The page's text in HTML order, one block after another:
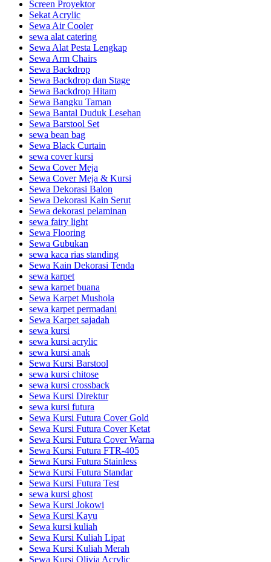
Screen Proyektor
Sekat Acrylic
Sewa Air Cooler
sewa alat catering
Sewa Alat Pesta Lengkap
Sewa Arm Chairs
Sewa Backdrop
Sewa Backdrop dan Stage
Sewa Backdrop Hitam
Sewa Bangku Taman
Sewa Bantal Duduk Lesehan
Sewa Barstool Set
sewa bean bag
Sewa Black Curtain
sewa cover kursi
Sewa Cover Meja
Sewa Cover Meja & Kursi
Sewa Dekorasi Balon
Sewa Dekorasi Kain Serut
Sewa dekorasi pelaminan
sewa fairy light
Sewa Flooring
Sewa Gubukan
sewa kaca rias standing
Sewa Kain Dekorasi Tenda
sewa karpet
sewa karpet buana
Sewa Karpet Mushola
sewa karpet permadani
Sewa Karpet sajadah
sewa kursi
sewa kursi acrylic
sewa kursi anak
Sewa Kursi Barstool
sewa kursi chitose
sewa kursi crossback
Sewa Kursi Direktur
sewa kursi futura
Sewa Kursi Futura Cover Gold
Sewa Kursi Futura Cover Ketat
Sewa Kursi Futura Cover Warna
Sewa Kursi Futura FTR-405
Sewa Kursi Futura Stainless
Sewa Kursi Futura Standar
Sewa Kursi Futura Test
sewa kursi ghost
Sewa Kursi Jokowi
Sewa Kursi Kayu
Sewa kursi kuliah
Sewa Kursi Kuliah Lipat
Sewa Kursi Kuliah Merah
Sewa Kursi Olivia Acrylic